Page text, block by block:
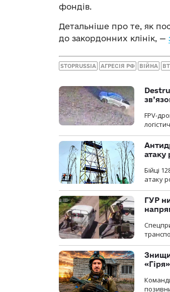
фондів.
Детальніше про те, як
до закордонних клінік, —
STOPRUSSIA АГРЕСІЯ РФ ВІЙНА
FPV-
атаку
Бійці
атаку
ГУР
«Гіря»